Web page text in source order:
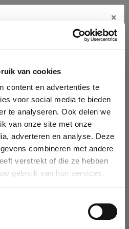
van cookies
content en advertenties te
voor social media te bieden
te analyseren. Ook delen we
van onze site met onze
adverteren en analyse. Deze
combineren met andere
verstrekt of die ze hebben
gebruik van hun services.
details
database by name, VAT or
is selected it will auto-complete the
in our database, you can create
×
klembord
gebruiken om de fout te melden